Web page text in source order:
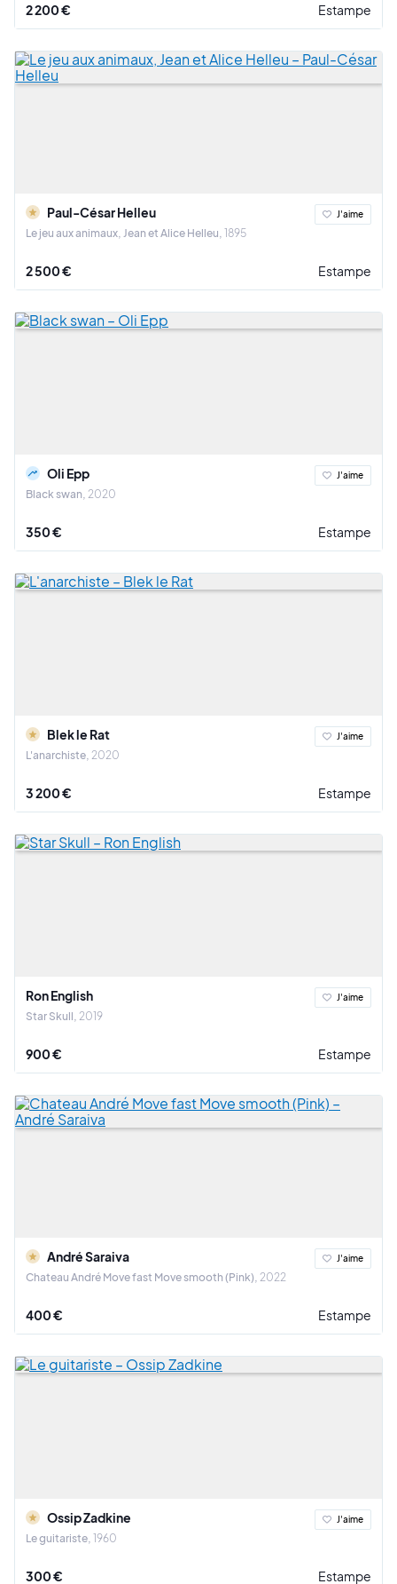
2 200 € Estampe
Paul-César Helleu
Le jeu aux animaux, Jean et Alice Helleu 1895
J'aime
2 500 € Estampe
Oli Epp
Black swan 2020
J'aime
350 € Estampe
Blek le Rat
L'anarchiste 2020
J'aime
3 200 € Estampe
Ron English
Star Skull 2019
J'aime
900 € Estampe
André Saraiva
Chateau André Move fast Move smooth (Pink) 2022
J'aime
400 € Estampe
Ossip Zadkine
Le guitariste 1960
J'aime
300 € Estampe